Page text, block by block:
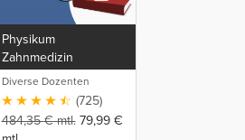
Physikum
Zahnmedizin
Diverse Dozenten
(725)
484,35€mtl. 79,99 €